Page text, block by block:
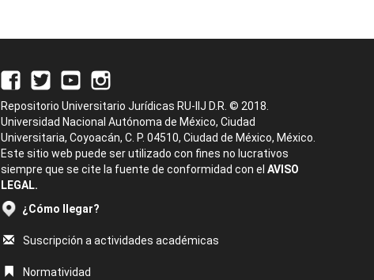
Repositorio Universitario Jurídicas RU-IIJ D.R. © 2018.
Universidad Nacional Autónoma de México, Ciudad
Universitaria, Coyoacán, C. P. 04510, Ciudad de México, México.
Este sitio web puede ser utilizado con fines no lucrativos
siempre que se cite la fuente de conformidad con el AVISO
LEGAL.
¿Cómo llegar?
Suscripción a actividades académicas
Normatividad